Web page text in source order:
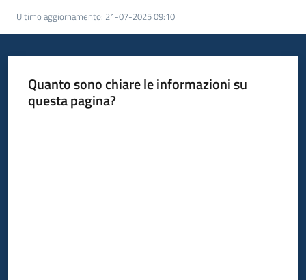
Ultimo aggiornamento: 21-07-2025 09:10
Quanto sono chiare le informazioni su
questa pagina?